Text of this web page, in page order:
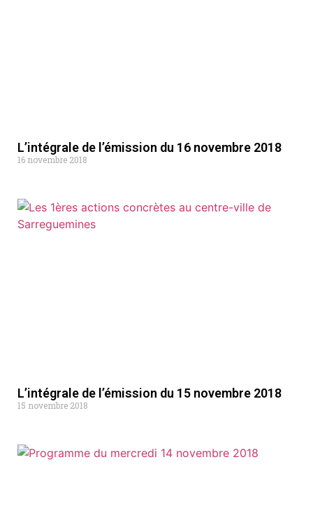
L’intégrale de l’émission du 16 novembre 2018
16 novembre 2018
L’intégrale de l’émission du 15 novembre 2018
15 novembre 2018